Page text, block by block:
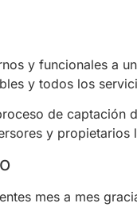
y funcionales a
y todos los
de captación
y propietarios
mes a mes